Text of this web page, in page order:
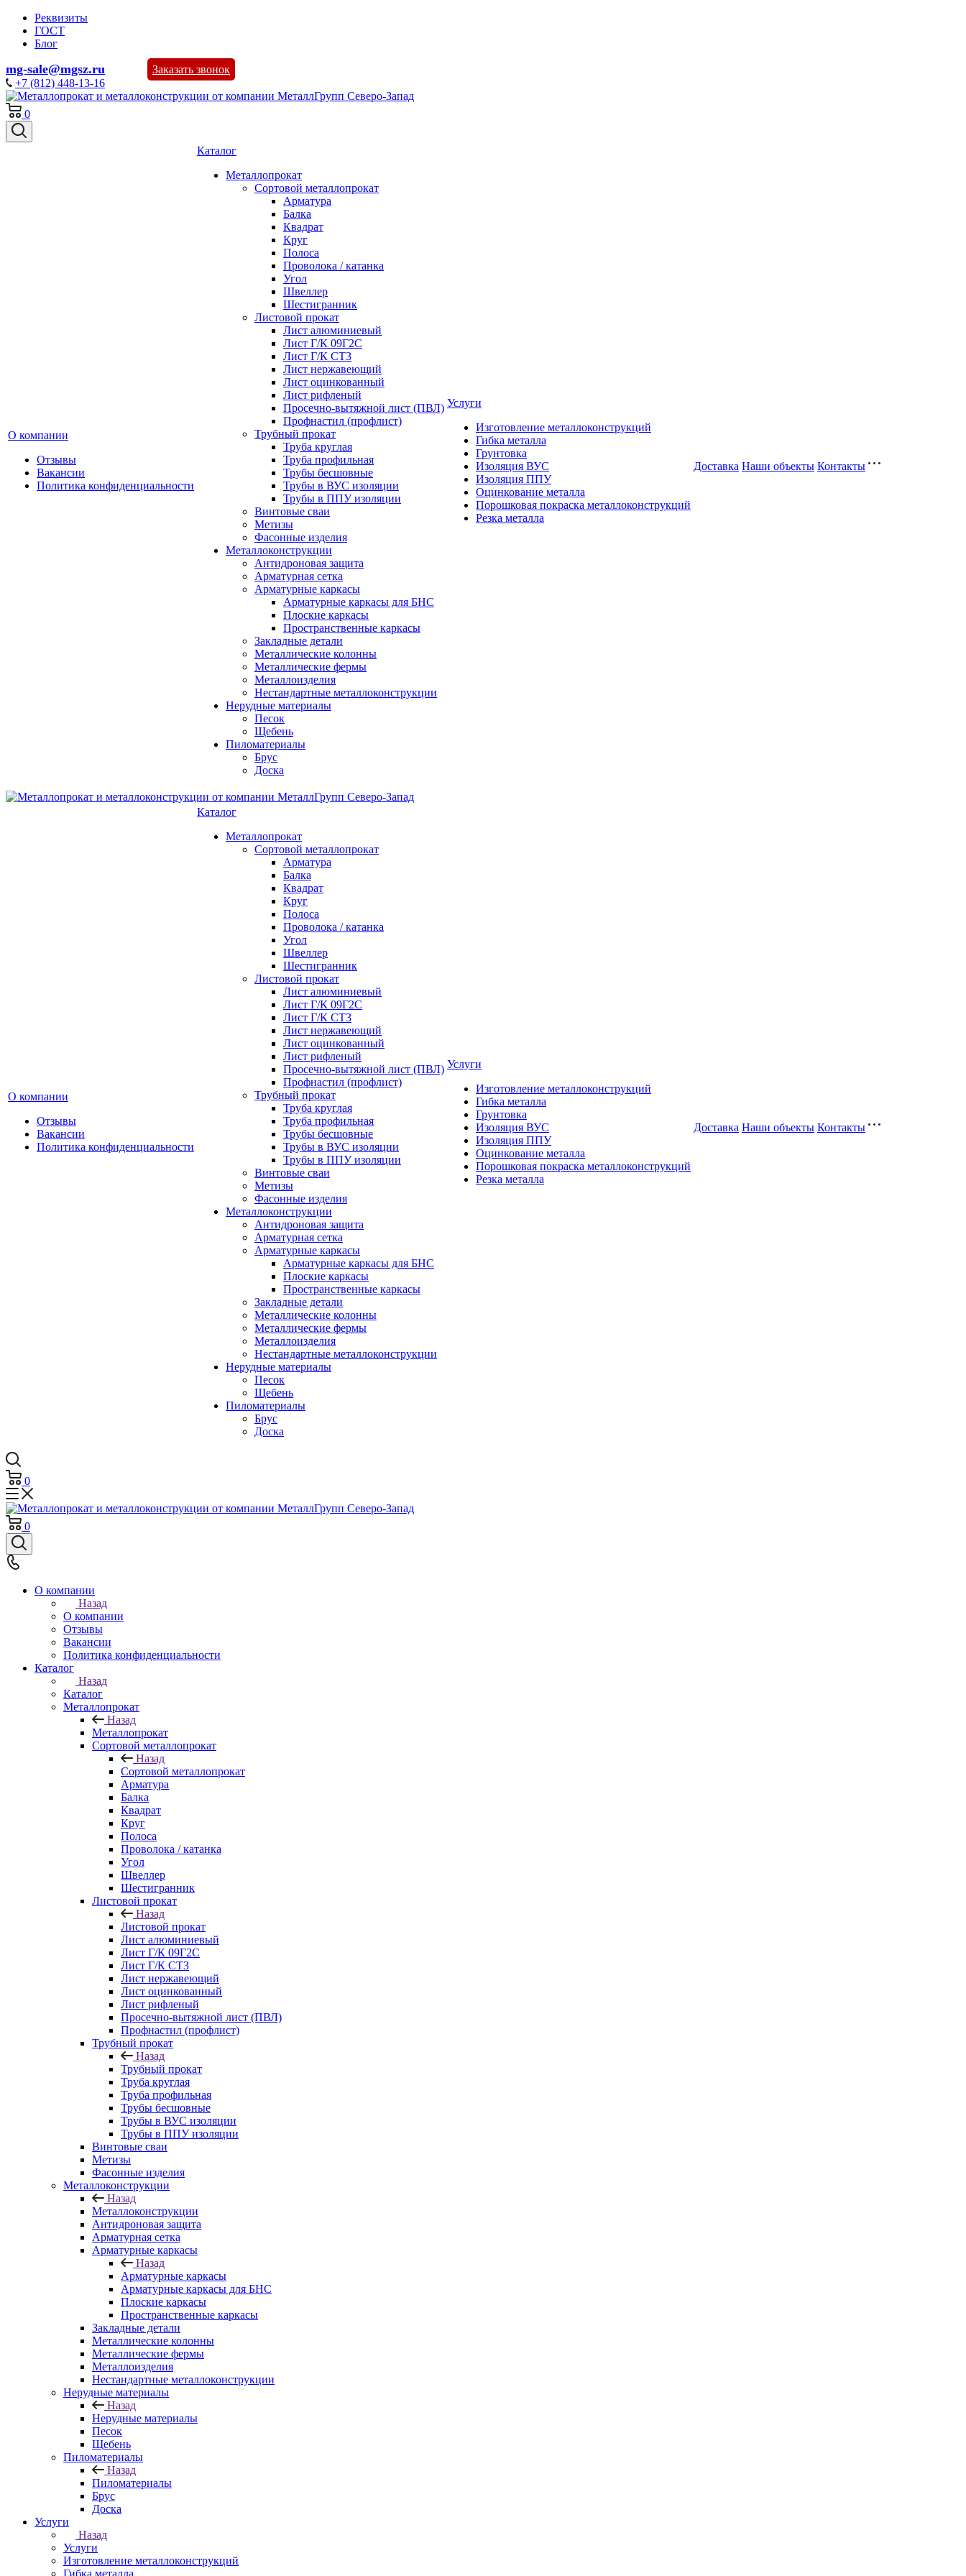
Реквизиты
ГОСТ
Блог
mg-sale@mgsz.ru
Заказать звонок
+7 (812) 448-13-16
0
О компании
Отзывы
Вакансии
Политика конфиденциальности
Каталог
Металлопрокат
Сортовой металлопрокат
Арматура
Балка
Квадрат
Круг
Полоса
Проволока / катанка
Угол
Швеллер
Шестигранник
Листовой прокат
Лист алюминиевый
Лист Г/К 09Г2С
Лист Г/К СТ3
Лист нержавеющий
Лист оцинкованный
Лист рифленый
Просечно-вытяжной лист (ПВЛ)
Профнастил (профлист)
Трубный прокат
Труба круглая
Труба профильная
Трубы бесшовные
Трубы в ВУС изоляции
Трубы в ППУ изоляции
Винтовые сваи
Метизы
Фасонные изделия
Металлоконструкции
Антидроновая защита
Арматурная сетка
Арматурные каркасы
Арматурные каркасы для БНС
Плоские каркасы
Пространственные каркасы
Закладные детали
Металлические колонны
Металлические фермы
Металлоизделия
Нестандартные металлоконструкции
Нерудные материалы
Песок
Щебень
Пиломатериалы
Брус
Доска
Услуги
Изготовление металлоконструкций
Гибка металла
Грунтовка
Изоляция ВУС
Изоляция ППУ
Оцинкование металла
Порошковая покраска металлоконструкций
Резка металла
Доставка Наши объекты Контакты
О компании
Отзывы
Вакансии
Политика конфиденциальности
Каталог
Металлопрокат
Сортовой металлопрокат
Арматура
Балка
Квадрат
Круг
Полоса
Проволока / катанка
Угол
Швеллер
Шестигранник
Листовой прокат
Лист алюминиевый
Лист Г/К 09Г2С
Лист Г/К СТ3
Лист нержавеющий
Лист оцинкованный
Лист рифленый
Просечно-вытяжной лист (ПВЛ)
Профнастил (профлист)
Трубный прокат
Труба круглая
Труба профильная
Трубы бесшовные
Трубы в ВУС изоляции
Трубы в ППУ изоляции
Винтовые сваи
Метизы
Фасонные изделия
Металлоконструкции
Антидроновая защита
Арматурная сетка
Арматурные каркасы
Арматурные каркасы для БНС
Плоские каркасы
Пространственные каркасы
Закладные детали
Металлические колонны
Металлические фермы
Металлоизделия
Нестандартные металлоконструкции
Нерудные материалы
Песок
Щебень
Пиломатериалы
Брус
Доска
Услуги
Изготовление металлоконструкций
Гибка металла
Грунтовка
Изоляция ВУС
Изоляция ППУ
Оцинкование металла
Порошковая покраска металлоконструкций
Резка металла
Доставка Наши объекты Контакты
0
0
О компании
Назад
О компании
Отзывы
Вакансии
Политика конфиденциальности
Каталог
Назад
Каталог
Металлопрокат
Назад
Металлопрокат
Сортовой металлопрокат
Назад
Сортовой металлопрокат
Арматура
Балка
Квадрат
Круг
Полоса
Проволока / катанка
Угол
Швеллер
Шестигранник
Листовой прокат
Назад
Листовой прокат
Лист алюминиевый
Лист Г/К 09Г2С
Лист Г/К СТ3
Лист нержавеющий
Лист оцинкованный
Лист рифленый
Просечно-вытяжной лист (ПВЛ)
Профнастил (профлист)
Трубный прокат
Назад
Трубный прокат
Труба круглая
Труба профильная
Трубы бесшовные
Трубы в ВУС изоляции
Трубы в ППУ изоляции
Винтовые сваи
Метизы
Фасонные изделия
Металлоконструкции
Назад
Металлоконструкции
Антидроновая защита
Арматурная сетка
Арматурные каркасы
Назад
Арматурные каркасы
Арматурные каркасы для БНС
Плоские каркасы
Пространственные каркасы
Закладные детали
Металлические колонны
Металлические фермы
Металлоизделия
Нестандартные металлоконструкции
Нерудные материалы
Назад
Нерудные материалы
Песок
Щебень
Пиломатериалы
Назад
Пиломатериалы
Брус
Доска
Услуги
Назад
Услуги
Изготовление металлоконструкций
Гибка металла